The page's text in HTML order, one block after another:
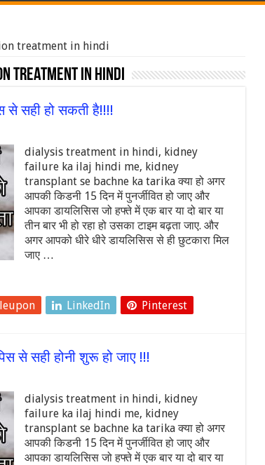
treatment in hindi
treatment in hindi
से सही हो सकती है!!!!
dialysis treatment in hindi, kidney
failure ka ilaj hindi me, kidney
transplant se bachne ka tarika क्या हो अगर
आपकी किडनी 15 दिन में पुनर्जीवित हो जाए और
आपका डायलिसिस जो हफ्ते में एक बार या दो बार या
तीन बार भी हो रहा हो उसका टाइम बढ़ता जाए. और
अगर आपको धीरे धीरे डायलिसिस से ही छुटकारा मिल
जाए …
LinkedIn Pinterest
से सही होनी शुरू हो जाए !!!
dialysis treatment in hindi, kidney
failure ka ilaj hindi me, kidney
transplant se bachne ka tarika क्या हो अगर
आपकी किडनी 15 दिन में पुनर्जीवित हो जाए और
आपका डायलिसिस जो हफ्ते में एक बार या दो बार या